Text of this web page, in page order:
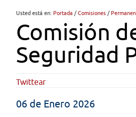
Usted está en: Portada /Comisiones /
Comisión
Seguridad
Twittear
06 de Enero 2026